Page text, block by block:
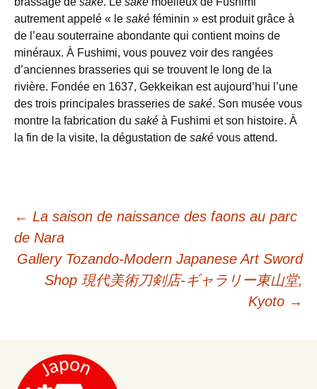
autrement appelé « le saké féminin » est produit grâce à
de l’eau souterraine abondante qui contient moins de
minéraux. À Fushimi, vous pouvez voir des rangées
d’anciennes brasseries qui se trouvent le long de la
rivière. Fondée en 1637, Gekkeikan est aujourd’hui l’une
des trois principales brasseries de saké. Son musée vous
montre la fabrication du saké à Fushimi et son histoire. À
la fin de la visite, la dégustation de saké vous attend.
Navigation
de
← La saison de naissance des faons au parc
de Nara
Gallery Tozando-Modern Japanese Art Sword
Shop 現代美術刀剣店-ギャラリー東山堂,
Kyoto →